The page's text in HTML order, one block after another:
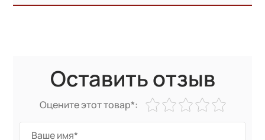
Оставить отзыв
Оцените этот товар*: